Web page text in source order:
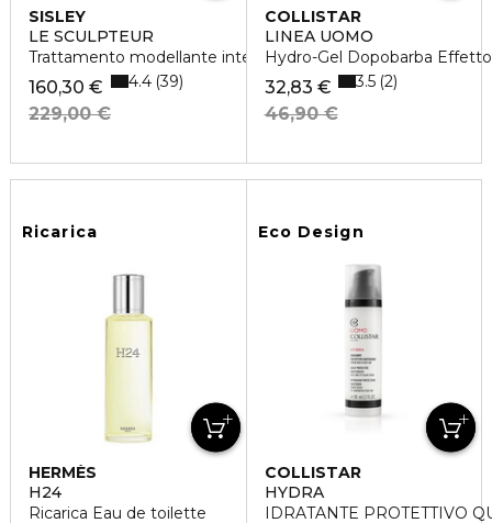
SISLEY
LE SCULPTEUR
Trattamento modellante intensivo
160,30 €
229,00 €
4.4 39
COLLISTAR
LINEA UOMO
Hydro-Gel Dopobarba
32,83 €
46,90 €
3.5 2
Ricarica
HERMÈS
H24
Ricarica Eau de toilette
Eco Design
COLLISTAR
HYDRA
IDRATANTE PROTETTIVO